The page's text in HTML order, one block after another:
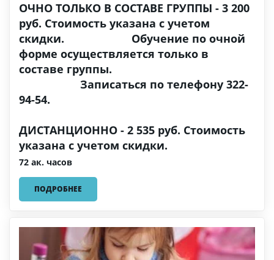
ОЧНО ТОЛЬКО В СОСТАВЕ ГРУППЫ - 3 200
руб. Стоимость указана с учетом
скидки. Обучение по очной
форме осуществляется только в
составе группы.
Записаться по телефону 322-
94-54.
ДИСТАНЦИОННО - 2 535 руб. Стоимость
указана с учетом скидки.
72 ак. часов
ПОДРОБНЕЕ